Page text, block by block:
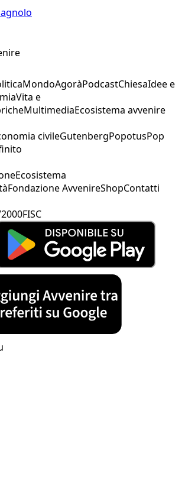
MondoAgoràPodcastChiesaIdee e
Vita e
MultimediaEcosistema avvenire
civileGutenbergPopotusPop
Ecosistema
Fondazione AvvenireShopContatti
FISC